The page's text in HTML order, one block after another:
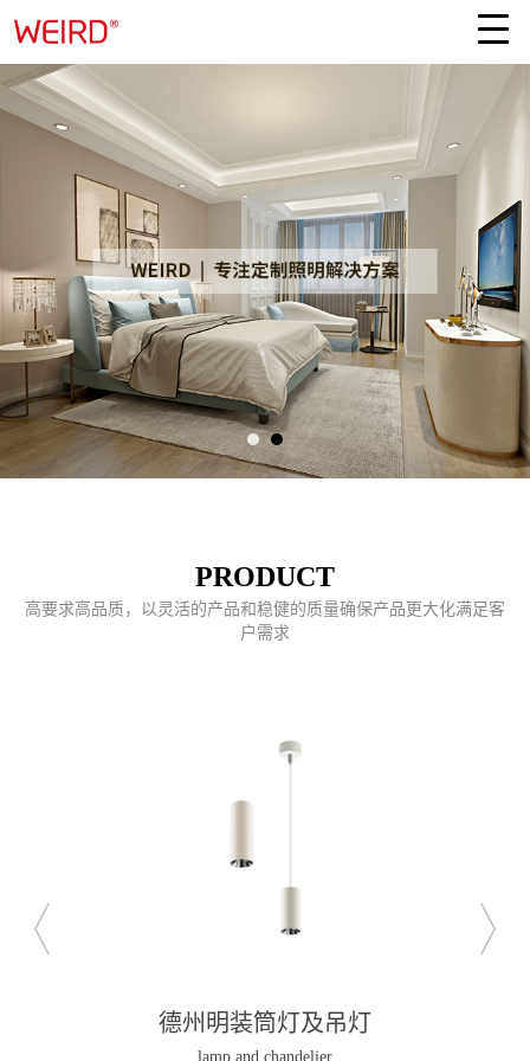
PRODUCT
高要求高品质，以灵活的产品和稳健的质量确保产品更大化满足客
户需求
德州明装筒灯及吊灯
lamp and chandelier